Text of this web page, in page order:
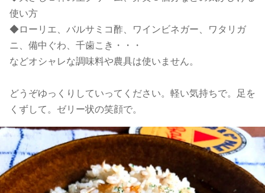
使い方
◆ローリエ、バルサミコ酢、ワインビネガー、ワタリガ
ニ、備中ぐわ、千歯こき・・・
などオシャレな調味料や農具は使いません。
どうぞゆっくりしていってください。軽い気持ちで。足を
くずして。ゼリー状の笑顔で。